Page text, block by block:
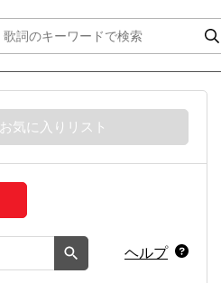
お気に入りリスト
ヘルプ